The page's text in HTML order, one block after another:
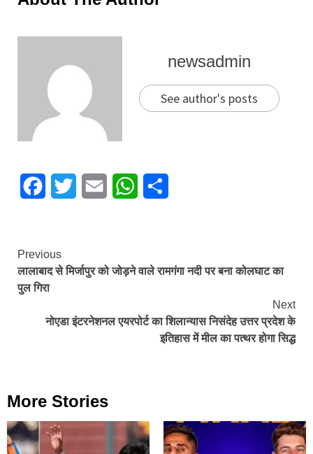
newsadmin
See author's posts
FacebookTwitter Email WhatsApp
Continue
Reading
Previous
लालाबाद से मिर्जापुर को जोड़ने वाले रामगंगा नदी पर बना कोलघाट का
पुल गिरा
Next
नोएडा इंटरनेशनल एयरपोर्ट का शिलान्यास निसंदेह उत्तर प्रदेश के
इतिहास में मील का पत्थर होगा सिद्ध
More Stories